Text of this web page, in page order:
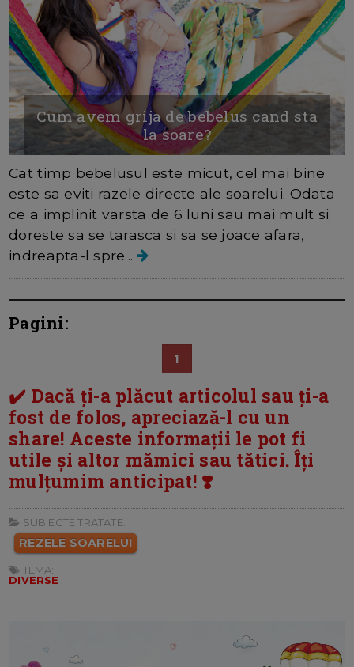
Cum avem grija de bebelus cand sta
la soare?
Cat timp bebelusul este micut, cel mai bine
este sa eviti razele directe ale soarelui. Odata
ce a implinit varsta de 6 luni sau mai mult si
doreste sa se tarasca si sa se joace afara,
indreapta-l spre...
Pagini:
1
✔️ Dacă ți-a plăcut articolul sau ți-a
fost de folos, apreciază-l cu un
share! Aceste informații le pot fi
utile și altor mămici sau tătici. Îți
mulțumim anticipat! ❣️
SUBIECTE TRATATE:
REZELE SOARELUI
TEMA:
DIVERSE